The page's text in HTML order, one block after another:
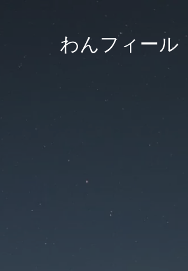
わんフィール